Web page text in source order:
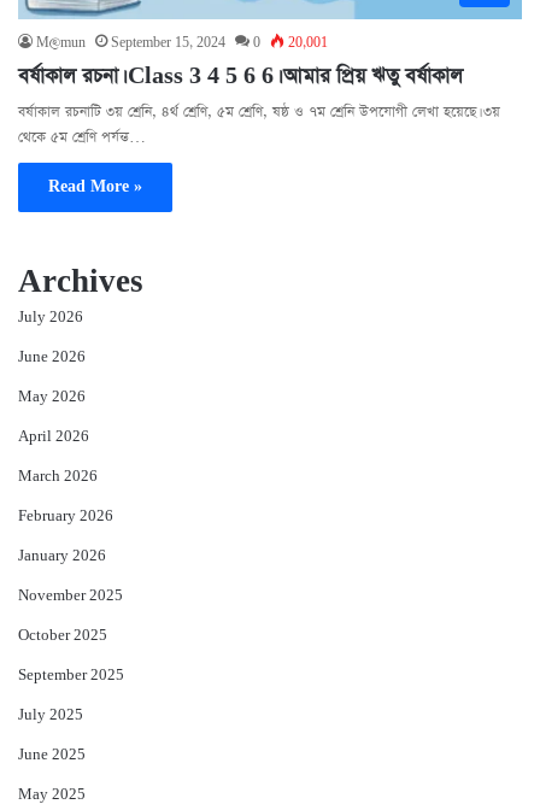
M@mun September 15, 2024 0 20,001
বর্ষাকাল রচনা। Class 3 4 5 6 6। আমার প্রিয় ঋতু বর্ষাকাল
বর্ষাকাল রচনাটি ৩য় শ্রেনি, ৪র্থ শ্রেণি, ৫ম শ্রেণি, ষষ্ঠ ও ৭ম শ্রেনি উপযোগী লেখা হয়েছে। ৩য়
থেকে ৫ম শ্রেণি পর্যন্ত…
Read More »
Archives
July 2026
June 2026
May 2026
April 2026
March 2026
February 2026
January 2026
November 2025
October 2025
September 2025
July 2025
June 2025
May 2025